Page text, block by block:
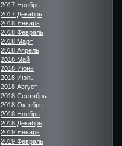
2017 Ноябрь
2017 Декабрь
2018 Январь
2018 Февраль
2018 Март
2018 Апрель
2018 Май
2018 Июнь
2018 Июль
2018 Август
2018 Сентябрь
2018 Октябрь
2018 Ноябрь
2018 Декабрь
2019 Январь
2019 Февраль